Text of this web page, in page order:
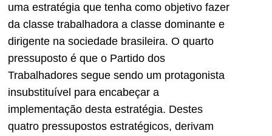
uma estratégia que tenha como objetivo fazer
da classe trabalhadora a classe dominante e
dirigente na sociedade brasileira. O quarto
pressuposto é que o Partido dos
Trabalhadores segue sendo um protagonista
insubstituível para encabeçar a
implementação desta estratégia. Destes
quatro pressupostos estratégicos, derivam